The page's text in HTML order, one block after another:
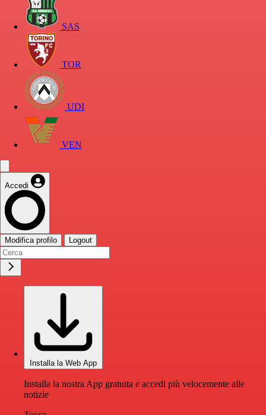
SAS
TOR
UDI
VEN
Accedi
Modifica profilo Logout
Installa la Web App
Installa la nostra App gratuita e accedi più velocemente alle
notizie